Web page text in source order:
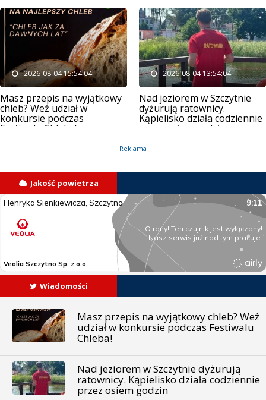
2026-08-04 15:54:04
Masz przepis na wyjątkowy
chleb? Weź udział w
konkursie podczas
Festiwalu Chleba!
2026-08-04 13:54:04
Nad jeziorem w Szczytnie
dyżurują ratownicy.
Kąpielisko działa codziennie
przez osiem godzin
Reklama
Jakość powietrza
Wiadomości
Masz przepis na wyjątkowy chleb? Weź
udział w konkursie podczas Festiwalu
Chleba!
Nad jeziorem w Szczytnie dyżurują
ratownicy. Kąpielisko działa codziennie
przez osiem godzin